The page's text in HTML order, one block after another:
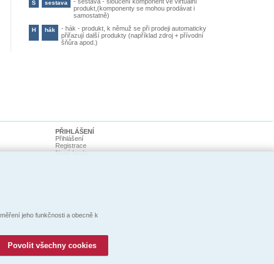
S sestava
produkt,(komponenty se mohou prodávat i
samostatně)
H hák - hák - produkt, k němuž se při prodeji automaticky
přiřazují další produkty (například zdroj + přívodní
šňůra apod.)
PŘIHLÁŠENÍ
Přihlášení
Registrace
Nové heslo
jeho funkčnosti a obecně k
Povolit všechny cookies